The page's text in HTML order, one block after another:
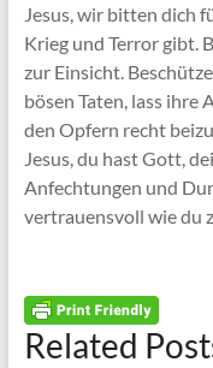
Jesus, wir bitten dich
Krieg und Terror gibt.
zur Einsicht.
bösen Taten, lass ihre
den Opfern recht
Jesus, du hast Gott,
Anfechtungen und
vertrauensvoll wie du
Related